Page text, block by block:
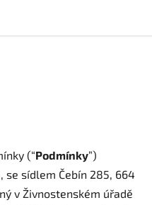
(“Podmínky”)
, se sídlem Čebín 285, 664
v Živnostenském úřadě